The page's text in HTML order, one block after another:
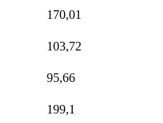
170,01
103,72
95,66
199,1